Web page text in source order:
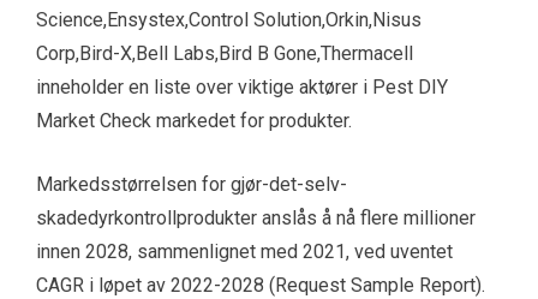
Science,Ensystex,Control Solution,Orkin,Nisus
Corp,Bird-X,Bell Labs,Bird B Gone,Thermacell
inneholder en liste over viktige aktører i Pest DIY
Market Check markedet for produkter.
Markedsstørrelsen for gjør-det-selv-
skadedyrkontrollprodukter anslås å nå flere millioner
innen 2028, sammenlignet med 2021, ved uventet
CAGR i løpet av 2022-2028 (Request Sample Report).